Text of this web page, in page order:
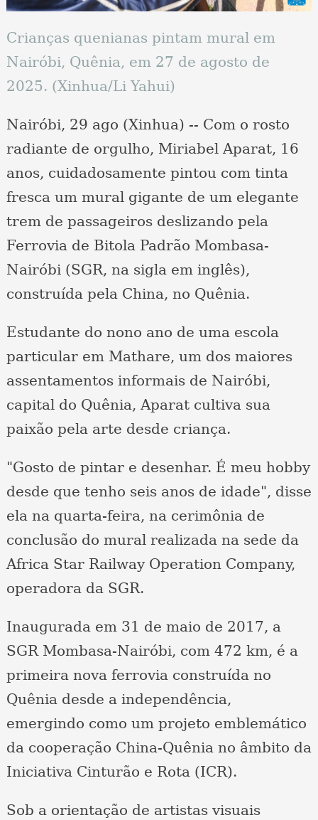
Crianças quenianas pintam mural em
Nairóbi, Quênia, em 27 de agosto de
2025. (Xinhua/Li Yahui)
Nairóbi, 29 ago (Xinhua) -- Com o rosto
radiante de orgulho, Miriabel Aparat, 16
anos, cuidadosamente pintou com tinta
fresca um mural gigante de um elegante
trem de passageiros deslizando pela
Ferrovia de Bitola Padrão Mombasa-
Nairóbi (SGR, na sigla em inglês),
construída pela China, no Quênia.
Estudante do nono ano de uma escola
particular em Mathare, um dos maiores
assentamentos informais de Nairóbi,
capital do Quênia, Aparat cultiva sua
paixão pela arte desde criança.
"Gosto de pintar e desenhar. É meu hobby
desde que tenho seis anos de idade", disse
ela na quarta-feira, na cerimônia de
conclusão do mural realizada na sede da
Africa Star Railway Operation Company,
operadora da SGR.
Inaugurada em 31 de maio de 2017, a
SGR Mombasa-Nairóbi, com 472 km, é a
primeira nova ferrovia construída no
Quênia desde a independência,
emergindo como um projeto emblemático
da cooperação China-Quênia no âmbito da
Iniciativa Cinturão e Rota (ICR).
Sob a orientação de artistas visuais